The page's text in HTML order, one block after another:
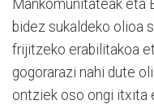
Mankomunitateak eta
bidez sukaldeko olioa
frijitzeko erabilitakoa
gogorarazi nahi dute
ontziek oso ongi itxita